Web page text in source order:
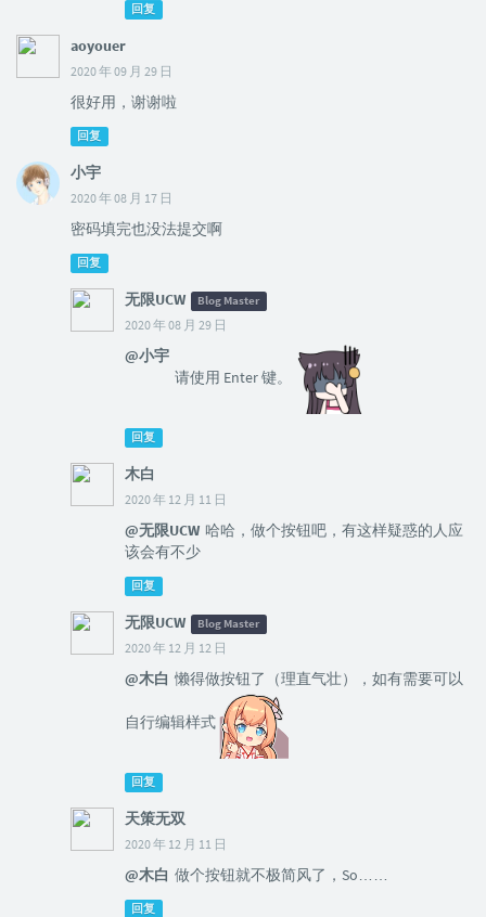
回复
aoyouer
2020 年 09 月 29 日
很好用，谢谢啦
回复
小宇
2020 年 08 月 17 日
密码填完也没法提交啊
回复
无限UCW Blog Master
2020 年 08 月 29 日
@小宇
请使用 Enter 键。
回复
木白
2020 年 12 月 11 日
@无限UCW 哈哈，做个按钮吧，有这样疑惑的人应
该会有不少
回复
无限UCW Blog Master
2020 年 12 月 12 日
@木白 懒得做按钮了（理直气壮），如有需要可以
自行编辑样式
回复
天策无双
2020 年 12 月 11 日
@木白 做个按钮就不极简风了，So……
回复